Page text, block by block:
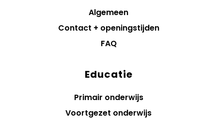
Algemeen
Contact + openingstijden
FAQ
Educatie
Primair onderwijs
Voortgezet onderwijs